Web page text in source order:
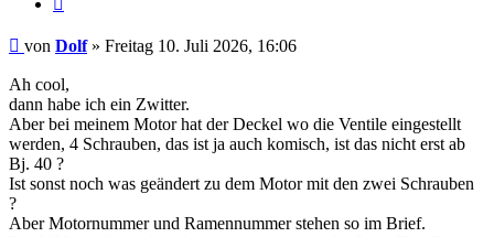
Beitrag
von Dolf» Freitag 10. Juli 2026, 16:06
Ah cool,
dann habe ich ein Zwitter.
Aber bei meinem Motor hat der Deckel wo die Ventile eingestellt
werden, 4 Schrauben, das ist ja auch komisch, ist das nicht erst ab
Bj. 40 ?
Ist sonst noch was geändert zu dem Motor mit den zwei Schrauben
?
Aber Motornummer und Ramennummer stehen so im Brief.